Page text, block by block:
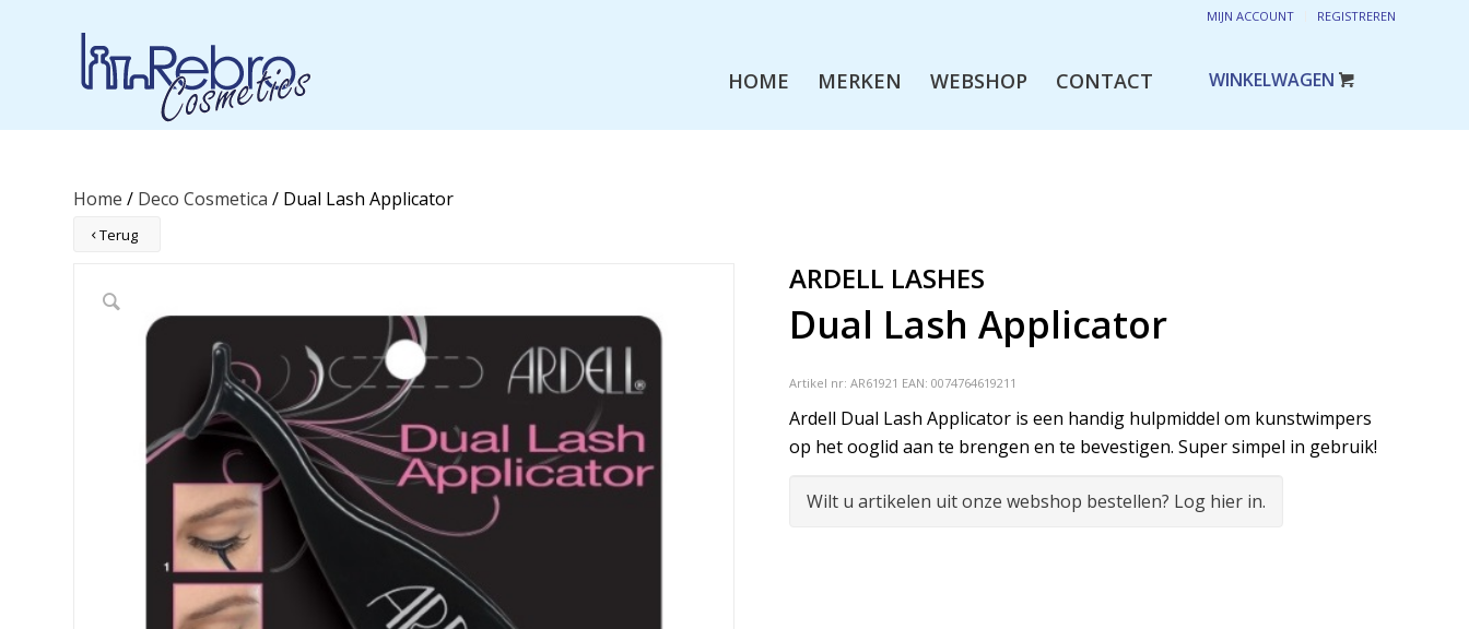
MIJN ACCOUNT REGISTREREN
HOME MERKEN WEBSHOP CONTACT
Home / Deco Cosmetica / Dual Lash Applicator
Terug
ARDELL LASHES
Dual Lash Applicator
Artikel nr: AR61921 EAN: 0074764619211
Ardell Dual Lash Applicator is een handig hulpmiddel om kunstwimpers
op het ooglid aan te brengen en te bevestigen. Super simpel in gebruik!
Wilt u artikelen uit onze webshop bestellen? Log hier in.